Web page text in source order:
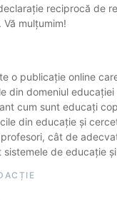
reciprocă de
Vă mulțumim!
o publicație online
din domeniul educației
cum sunt educați
din educație și
cât de
sistemele de educație